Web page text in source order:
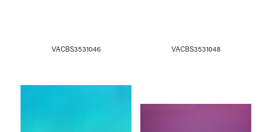
VACBS3531046 VACBS3531048